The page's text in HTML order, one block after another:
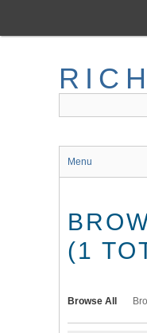
main
Menu
(1
Browse All